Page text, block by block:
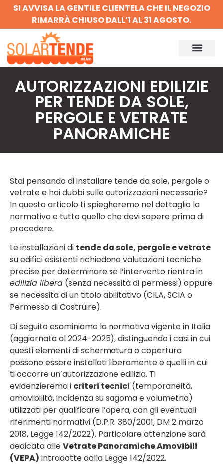
SI AVVISA LA GENTILE CLIENTELA CHE IL NEGOZIO
RIMARRÀ CHIUSO DALL’1 AL 31 AGOSTO.
AUTORIZZAZIONI EDILIZIE
PER TENDE DA SOLE,
PERGOLE E VETRATE
PANORAMICHE
Stai pensando di installare tende da sole, pergole o
vetrate e hai dubbi sulle autorizzazioni necessarie?
In questo articolo ti spiegheremo nel dettaglio la
normativa e tutto quello che devi sapere prima di
procedere.
Le installazioni di tende da sole, pergole e vetrate
su edifici esistenti richiedono valutazioni tecniche
precise per determinare se l’intervento rientra in
edilizia libera (senza necessità di permessi) oppure
se necessita di un titolo abilitativo (CILA, SCIA o
Permesso di Costruire).
Di seguito esaminiamo la normativa vigente in Italia
(aggiornata al 2024-2025), distinguendo i casi in cui
questi elementi di schermatura o copertura
possono essere installati liberamente e quelli in cui
ti occorre un’autorizzazione edilizia. Ti
evidenzieremo i criteri tecnici (temporaneità,
amovibilità, incidenza su sagoma e volumetria)
utilizzati per qualificare l’opera, con gli eventuali
riferimenti normativi (D.P.R. 380/2001, DM 2 marzo
2018, Legge 142/2022). Particolare attenzione sarà
dedicata alleVetrate Panoramiche Amovibili
(VEPA) introdotte dalla Legge 142/2022.